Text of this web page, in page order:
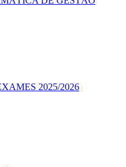
2025/2026